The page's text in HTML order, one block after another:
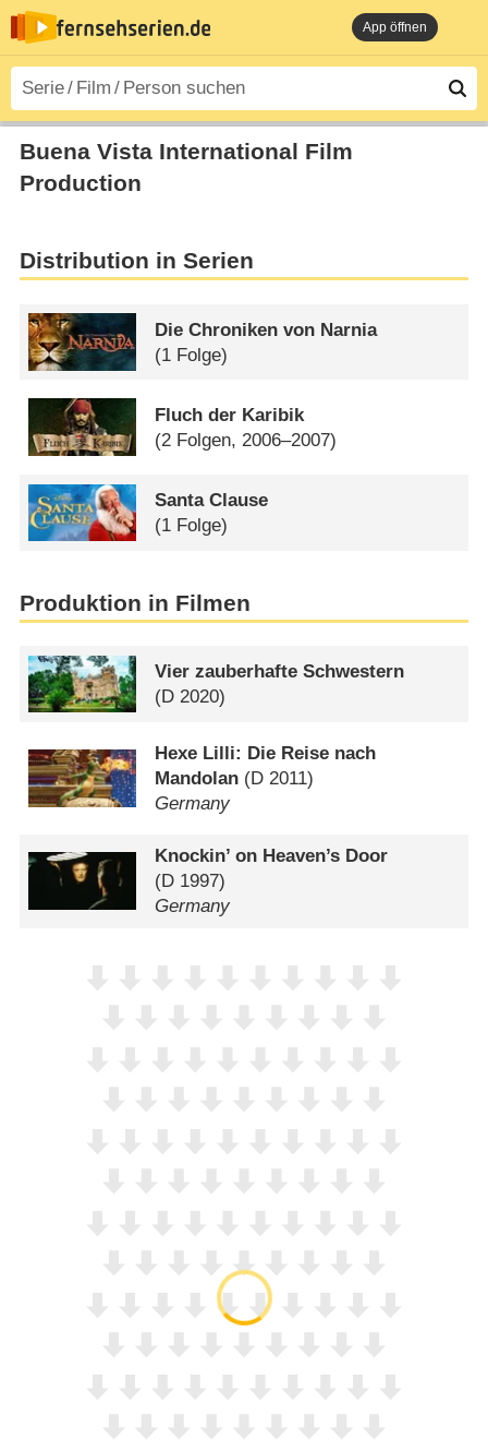
App öffnen
Buena Vista International Film
Production
Distribution in Serien
Die Chroniken von Narnia
(1 Folge)
Fluch der Karibik
(2 Folgen, 2006–2007)
Santa Clause
(1 Folge)
Produktion in Filmen
Vier zauberhafte Schwestern
(D 2020)
Hexe Lilli: Die Reise nach
Mandolan (D 2011)
Germany
Knockin’ on Heaven’s Door
(D 1997)
Germany